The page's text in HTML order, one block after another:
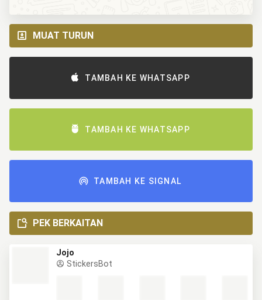
MUAT TURUN
TAMBAH KE WHATSAPP
TAMBAH KE WHATSAPP
TAMBAH KE SIGNAL
PEK BERKAITAN
Jojo
StickersBot